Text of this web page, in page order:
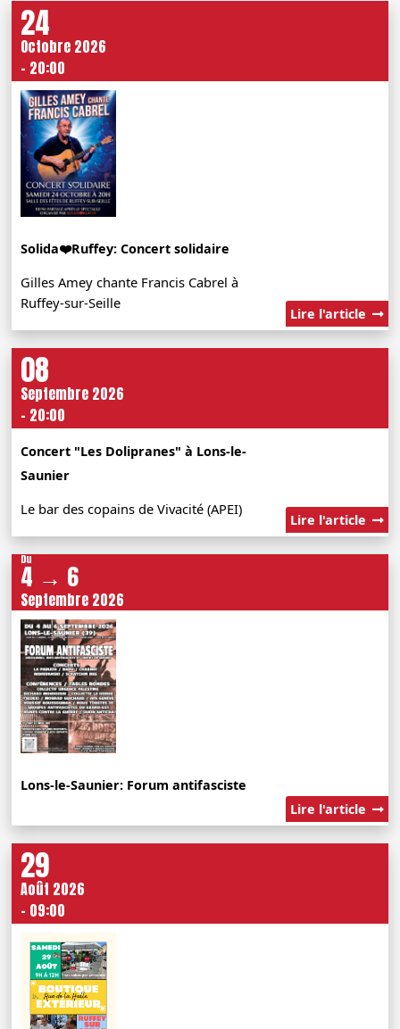
24
Octobre 2026
- 20:00
Solida❤️Ruffey: Concert solidaire
Gilles Amey chante Francis Cabrel à
Ruffey-sur-Seille
Lire l'article
08
Septembre 2026
- 20:00
Concert "Les Dolipranes" à Lons-le-
Saunier
Le bar des copains de Vivacité (APEI)
Lire l'article
Du
4 → 6
Septembre 2026
Lons-le-Saunier: Forum antifasciste
Lire l'article
29
Août 2026
- 09:00